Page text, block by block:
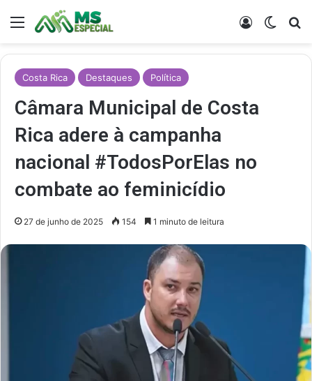
Menu Entrar
Costa Rica Destaques Política
Câmara Municipal de Costa
Rica adere à campanha
nacional #TodosPorElas no
combate ao feminicídio
27 de junho de 2025 154 1 minuto de leitura